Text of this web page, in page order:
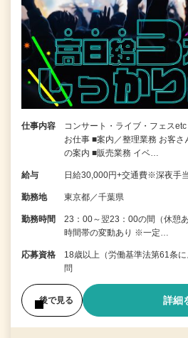
仕事内容
コンサート・ライブ・フェス
お仕事 ■案内／整理業務 お客
の案内 ■販売業務 イベ…
給与 日給30,000円+交通費※深夜手
勤務地 東京都／千葉県
勤務時間
23：00～翌23：00の間（休憩
時間帯の変動あり ※一定…
応募資格
18歳以上（労働基準法第61条
問
後で見る 詳細